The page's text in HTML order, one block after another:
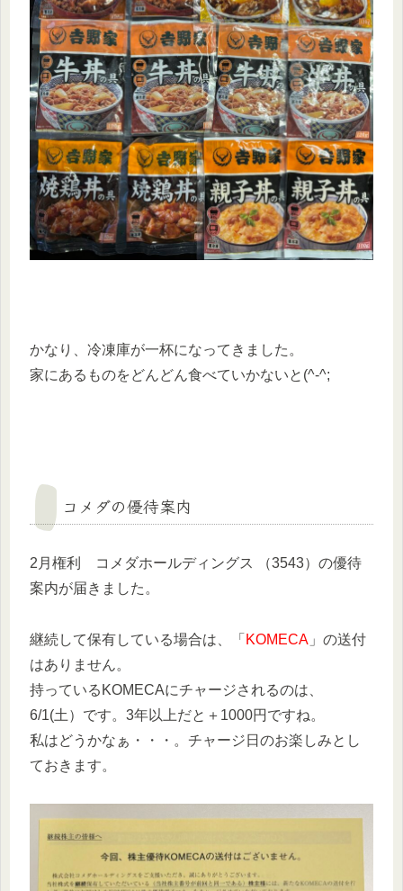
かなり、冷凍庫が一杯になってきました。
家にあるものをどんどん食べていかないと(^-^;
コメダの優待案内
2月権利 コメダホールディングス （3543）の優待
案内が届きました。
継続して保有している場合は、「 KOMECA 」の送付
はありません。
持っているKOMECAにチャージされるのは、
6/1(土）です。3年以上だと＋1000円ですね。
私はどうかなぁ・・・。チャージ日のお楽しみとし
ておきます。